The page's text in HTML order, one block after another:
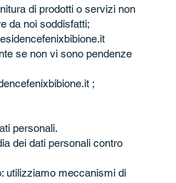
di prodotti o servizi non
da noi soddisfatti;
se non vi sono pendenze
;
personali.
dei dati personali contro
utilizziamo meccanismi di